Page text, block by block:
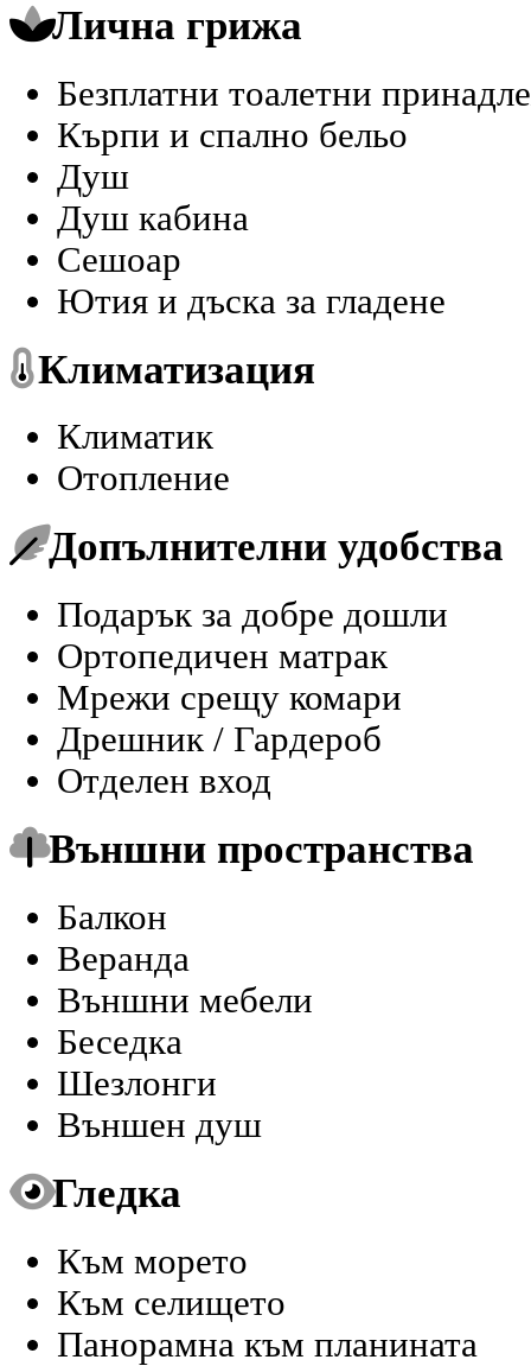
Лична грижа
Безплатни тоалетни
Кърпи и спално бельо
Душ
Душ кабина
Сешоар
Ютия и дъска за гладене
Климатизация
Климатик
Отопление
Допълнителни удобства
Подарък за добре дошли
Ортопедичен матрак
Мрежи срещу комари
Дрешник / Гардероб
Отделен вход
Външни пространства
Балкон
Веранда
Външни мебели
Беседка
Шезлонги
Външен душ
Гледка
Към морето
Към селището
Панорамна към планината